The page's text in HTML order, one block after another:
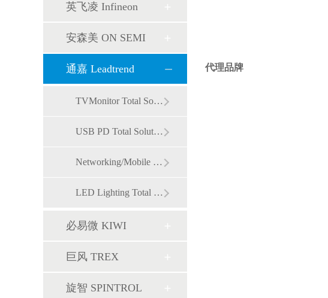
英飞凌 Infineon
安森美 ON SEMI
通嘉 Leadtrend
TVMonitor Total Solution
USB PD Total Solution
Networking/Mobile Total Solution
LED Lighting Total Solution
必易微 KIWI
巨风 TREX
旋智 SPINTROL
代理品牌